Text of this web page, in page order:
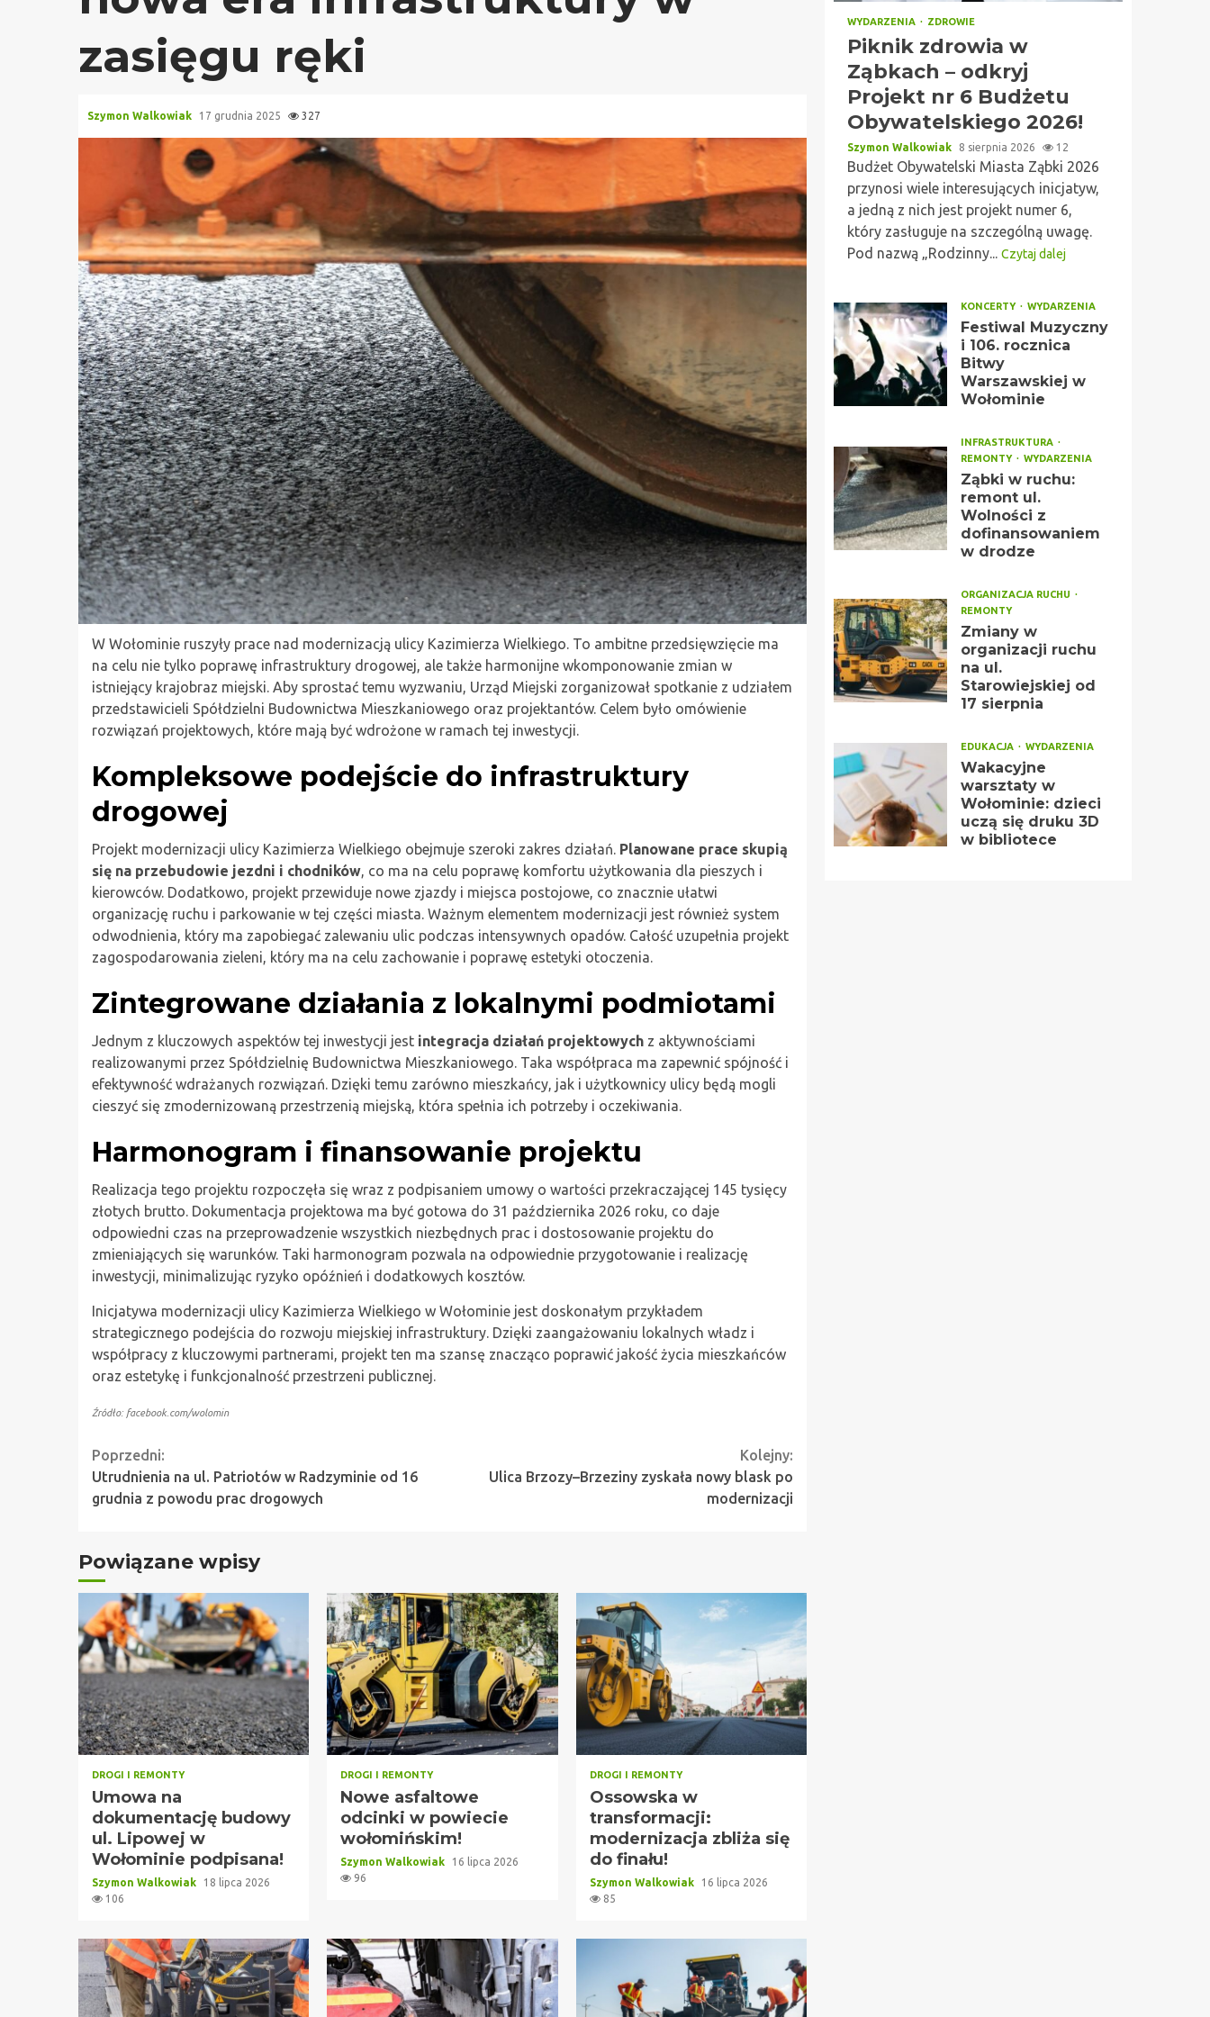
zasięgu ręki
Szymon Walkowiak 17 grudnia 2025 327
W Wołominie ruszyły prace nad modernizacją ulicy Kazimierza Wielkiego. To ambitne przedsięwzięcie ma
na celu nie tylko poprawę infrastruktury drogowej, ale także harmonijne wkomponowanie zmian w
istniejący krajobraz miejski. Aby sprostać temu wyzwaniu, Urząd Miejski zorganizował spotkanie z udziałem
przedstawicieli Spółdzielni Budownictwa Mieszkaniowego oraz projektantów. Celem było omówienie
rozwiązań projektowych, które mają być wdrożone w ramach tej inwestycji.
Kompleksowe podejście do infrastruktury
drogowej
Projekt modernizacji ulicy Kazimierza Wielkiego obejmuje szeroki zakres działań. Planowane prace skupią
się na przebudowie jezdni i chodników , co ma na celu poprawę komfortu użytkowania dla pieszych i
kierowców. Dodatkowo, projekt przewiduje nowe zjazdy i miejsca postojowe, co znacznie ułatwi
organizację ruchu i parkowanie w tej części miasta. Ważnym elementem modernizacji jest również system
odwodnienia, który ma zapobiegać zalewaniu ulic podczas intensywnych opadów. Całość uzupełnia projekt
zagospodarowania zieleni, który ma na celu zachowanie i poprawę estetyki otoczenia.
Zintegrowane działania z lokalnymi podmiotami
Jednym z kluczowych aspektów tej inwestycji jest integracja działań projektowych z aktywnościami
realizowanymi przez Spółdzielnię Budownictwa Mieszkaniowego. Taka współpraca ma zapewnić spójność i
efektywność wdrażanych rozwiązań. Dzięki temu zarówno mieszkańcy, jak i użytkownicy ulicy będą mogli
cieszyć się zmodernizowaną przestrzenią miejską, która spełnia ich potrzeby i oczekiwania.
Harmonogram i finansowanie projektu
Realizacja tego projektu rozpoczęła się wraz z podpisaniem umowy o wartości przekraczającej 145 tysięcy
złotych brutto. Dokumentacja projektowa ma być gotowa do 31 października 2026 roku, co daje
odpowiedni czas na przeprowadzenie wszystkich niezbędnych prac i dostosowanie projektu do
zmieniających się warunków. Taki harmonogram pozwala na odpowiednie przygotowanie i realizację
inwestycji, minimalizując ryzyko opóźnień i dodatkowych kosztów.
Inicjatywa modernizacji ulicy Kazimierza Wielkiego w Wołominie jest doskonałym przykładem
strategicznego podejścia do rozwoju miejskiej infrastruktury. Dzięki zaangażowaniu lokalnych władz i
współpracy z kluczowymi partnerami, projekt ten ma szansę znacząco poprawić jakość życia mieszkańców
oraz estetykę i funkcjonalność przestrzeni publicznej.
Źródło: facebook.com/wolomin
Continue
Reading
Poprzedni:
Utrudnienia na ul. Patriotów w Radzyminie od 16
grudnia z powodu prac drogowych
Kolejny:
Ulica Brzozy–Brzeziny zyskała nowy blask po
modernizacji
Powiązane wpisy
DROGI I REMONTY
Umowa na
dokumentację budowy
ul. Lipowej w
Wołominie podpisana!
Szymon Walkowiak
18 lipca 2026
106
DROGI I REMONTY
Nowe asfaltowe
odcinki w powiecie
wołomińskim!
Szymon Walkowiak
16 lipca 2026
96
DROGI I REMONTY
Ossowska w
transformacji:
modernizacja zbliża się
do finału!
Szymon Walkowiak
16 lipca 2026
85
WYDARZENIA ZDROWIE
Piknik zdrowia w
Ząbkach – odkryj
Projekt nr 6 Budżetu
Obywatelskiego 2026!
Szymon Walkowiak 8 sierpnia 2026 12
Budżet Obywatelski Miasta Ząbki 2026
przynosi wiele interesujących inicjatyw,
a jedną z nich jest projekt numer 6,
który zasługuje na szczególną uwagę.
Pod nazwą „Rodzinny... Czytaj dalej
KONCERTY WYDARZENIA
Festiwal Muzyczny
i 106. rocznica
Bitwy
Warszawskiej w
Wołominie
INFRASTRUKTURA
REMONTY
WYDARZENIA
Ząbki w ruchu:
remont ul.
Wolności z
dofinansowaniem
w drodze
ORGANIZACJA RUCHU
REMONTY
Zmiany w
organizacji ruchu
na ul.
Starowiejskiej od
17 sierpnia
EDUKACJA WYDARZENIA
Wakacyjne
warsztaty w
Wołominie: dzieci
uczą się druku 3D
w bibliotece